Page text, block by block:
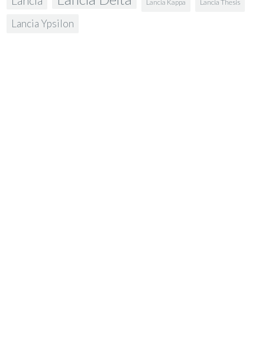
Lancia Kappa Lancia Thesis
Lancia Ypsilon